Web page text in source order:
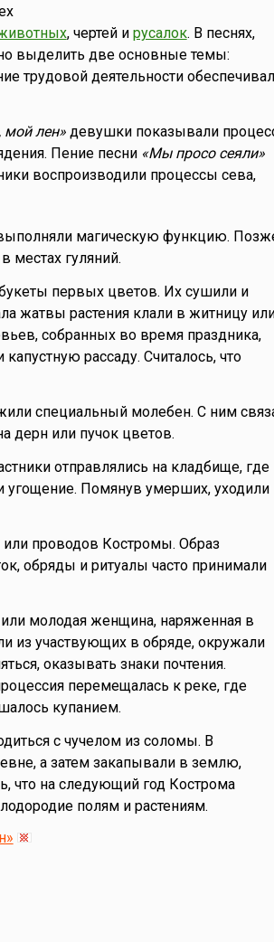
, чертей и русалок. В песнях,
выделить две основные темы:
трудовой деятельности
мой лен»девушки показывали
Пение песни «Мы просо сеяли»
воспроизводили процессы сева,
магическую функцию.
местах гуляний.
первых цветов. Их сушили и
жатвы растения клали в житницу
собранных во время праздника,
рассаду. Считалось, что
специальный молебен. С ним
дерн или пучок цветов.
отправлялись на кладбище, где
угощение. Помянув умерших, уходили
проводов Костромы. Образ
обряды и ритуалы часто принимали
молодая женщина, наряженная в
из участвующих в обряде, окружали
оказывать знаки почтения.
перемещалась к реке, где
купанием.
с чучелом из соломы. В
а затем закапывали в землю,
что на следующий год Кострома
полям и растениям.